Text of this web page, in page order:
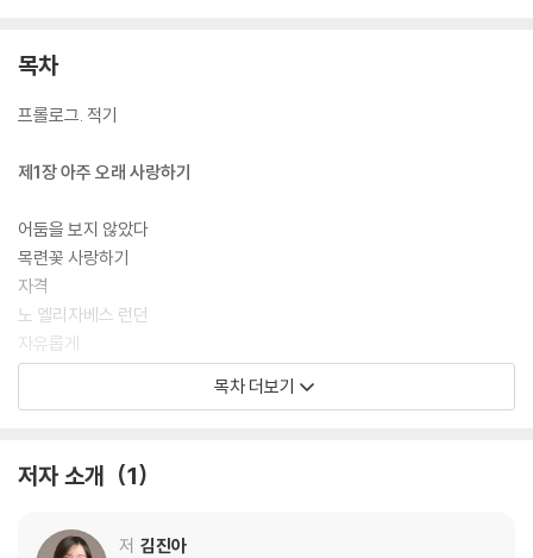
목차
프롤로그. 적기
제1장 아주 오래 사랑하기
어둠을 보지 않았다
목련꽃 사랑하기
자격
노 엘리자베스 런던
자유롭게
나는 네게 모든 것을 말하고 싶어
구슬 줄이 끊어짐
겨울의 색
목차 더보기
저자 소개 1
저 김진아